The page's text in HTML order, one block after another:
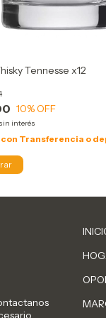
Tennesse x12
10% OFF
sin interés
con Transferencia o